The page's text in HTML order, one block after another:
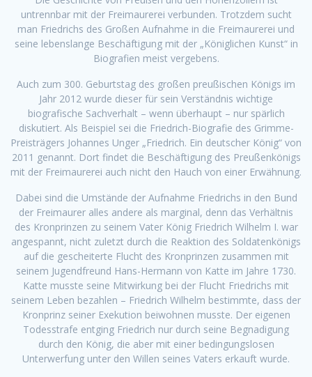
untrennbar mit der Freimaurerei verbunden. Trotzdem sucht
man Friedrichs des Großen Aufnahme in die Freimaurerei und
seine lebenslange Beschäftigung mit der „Königlichen Kunst“ in
Biografien meist vergebens.
Auch zum 300. Geburtstag des großen preußischen Königs im
Jahr 2012 wurde dieser für sein Verständnis wichtige
biografische Sachverhalt – wenn überhaupt – nur spärlich
diskutiert. Als Beispiel sei die Friedrich-Biografie des Grimme-
Preisträgers Johannes Unger „Friedrich. Ein deutscher König“ von
2011 genannt. Dort findet die Beschäftigung des Preußenkönigs
mit der Freimaurerei auch nicht den Hauch von einer Erwähnung.
Dabei sind die Umstände der Aufnahme Friedrichs in den Bund
der Freimaurer alles andere als marginal, denn das Verhältnis
des Kronprinzen zu seinem Vater König Friedrich Wilhelm I. war
angespannt, nicht zuletzt durch die Reaktion des Soldatenkönigs
auf die gescheiterte Flucht des Kronprinzen zusammen mit
seinem Jugendfreund Hans-Hermann von Katte im Jahre 1730.
Katte musste seine Mitwirkung bei der Flucht Friedrichs mit
seinem Leben bezahlen – Friedrich Wilhelm bestimmte, dass der
Kronprinz seiner Exekution beiwohnen musste. Der eigenen
Todesstrafe entging Friedrich nur durch seine Begnadigung
durch den König, die aber mit einer bedingungslosen
Unterwerfung unter den Willen seines Vaters erkauft wurde.